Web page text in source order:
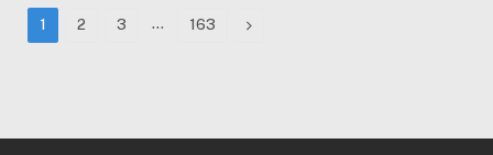
1 2 3 … 163 Next